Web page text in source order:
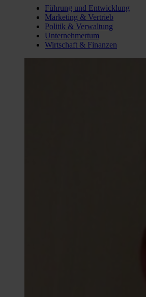
Führung und Entwicklung
Marketing & Vertrieb
Politik & Verwaltung
Unternehmertum
Wirtschaft & Finanzen